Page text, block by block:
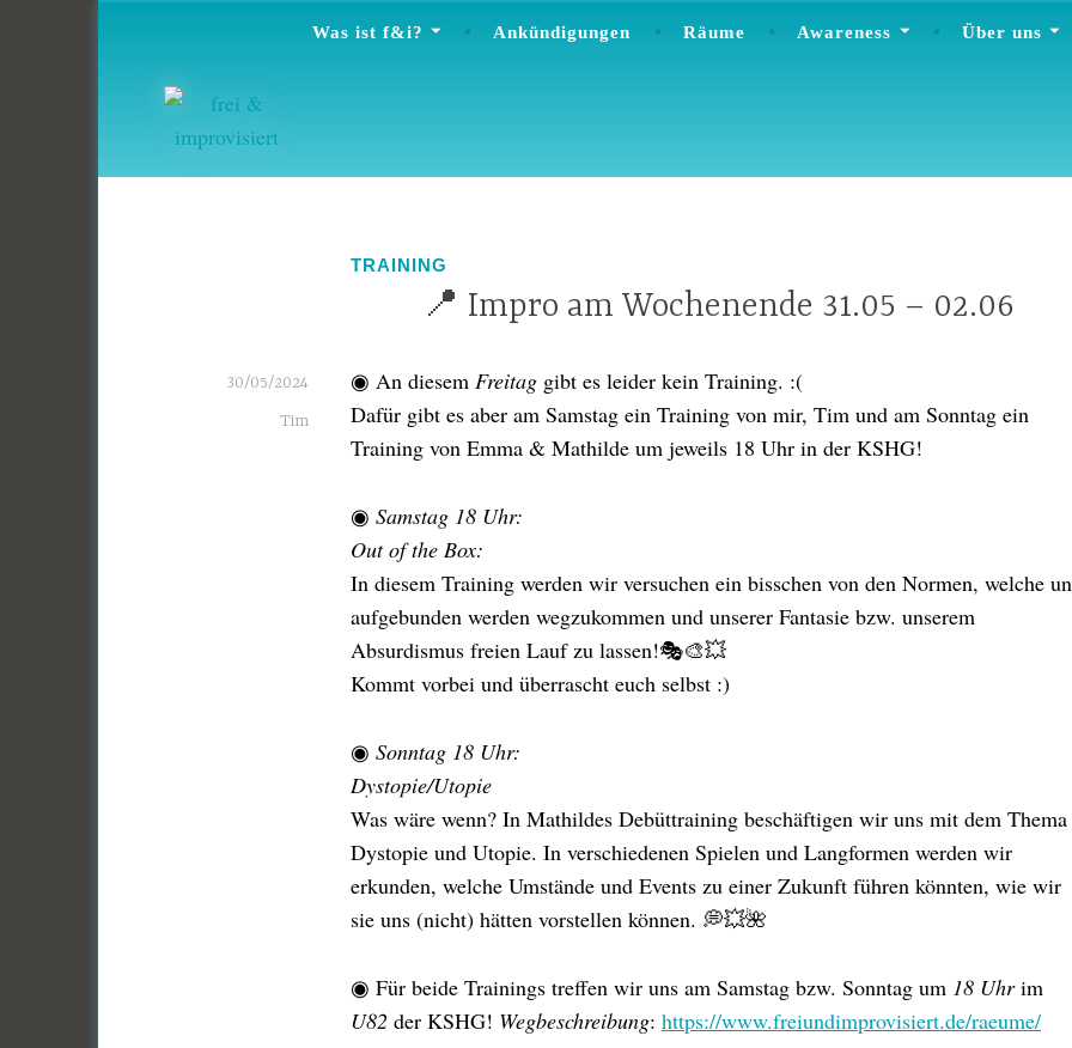
springen
Was ist f&i? Ankündigungen Räume Awareness Über uns
TRAINING
📍 Impro am Wochenende 31.05 – 02.06
30/05/2024
Tim
◉ An diesem Freitag gibt es leider kein Training. :(
Dafür gibt es aber am Samstag ein Training von mir, Tim und am Sonntag ein
Training von Emma & Mathilde um jeweils 18 Uhr in der KSHG!
◉ Samstag 18 Uhr:
Out of the Box:
In diesem Training werden wir versuchen ein bisschen von den Normen, welche
aufgebunden werden wegzukommen und unserer Fantasie bzw. unserem
Absurdismus freien Lauf zu lassen!🎭🎨💥
Kommt vorbei und überrascht euch selbst :)
◉ Sonntag 18 Uhr:
Dystopie/Utopie
Was wäre wenn? In Mathildes Debüttraining beschäftigen wir uns mit dem Thema
Dystopie und Utopie. In verschiedenen Spielen und Langformen werden wir
erkunden, welche Umstände und Events zu einer Zukunft führen könnten, wie wir
sie uns (nicht) hätten vorstellen können. 💭💥🌺
◉ Für beide Trainings treffen wir uns am Samstag bzw. Sonntag um 18 Uhrim
U82 der KSHG! Wegbeschreibung: https://www.freiundimprovisiert.de/raeume/